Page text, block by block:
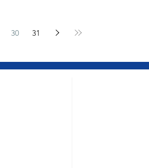
30 31